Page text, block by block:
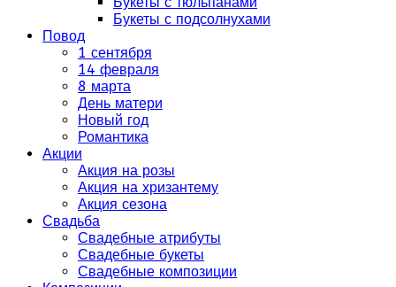
Букеты с подсолнухами
Повод
1 сентября
14 февраля
8 марта
День матери
Новый год
Романтика
Акции
Акция на розы
Акция на хризантему
Акция сезона
Свадьба
Свадебные атрибуты
Свадебные букеты
Свадебные композиции